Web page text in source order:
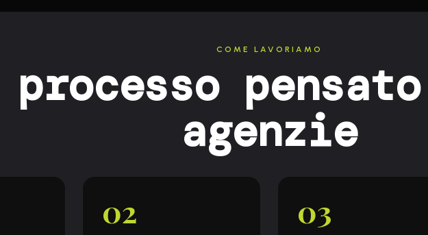
COME LAVORIAMO
processo
agenzie
02 03